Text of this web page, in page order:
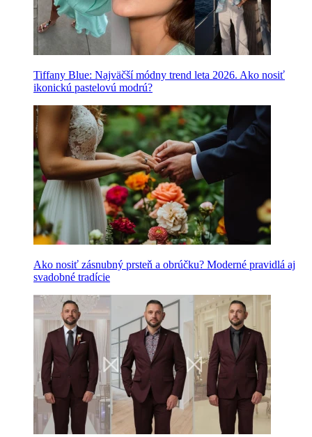
Tiffany Blue: Najväčší módny trend leta 2026. Ako nosiť
ikonickú pastelovú modrú?
Ako nosiť zásnubný prsteň a obrúčku? Moderné pravidlá aj
svadobné tradície